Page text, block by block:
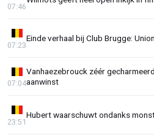
07:46
Einde verhaal bij Club Brugge:
07:23
Vanhaezebrouck zéér
aanwinst
07:04
Hubert waarschuwt ondanks
23:51